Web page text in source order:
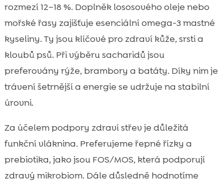
rozmezí 12–18 %. Doplněk lososového oleje nebo
mořské řasy zajišťuje esenciální omega-3 mastné
kyseliny. Ty jsou klíčové pro zdraví kůže, srsti a
kloubů psů. Při výběru sacharidů jsou
preferovány rýže, brambory a batáty. Díky nim je
trávení šetrnější a energie se udržuje na stabilní
úrovni.
Za účelem podpory zdraví střev je důležitá
funkční vláknina. Preferujeme řepné řízky a
prebiotika, jako jsou FOS/MOS, která podporují
zdravý mikrobiom. Dále důsledně hodnotíme